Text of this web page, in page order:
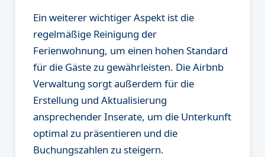
Ein weiterer wichtiger Aspekt ist die
regelmäßige Reinigung der
Ferienwohnung, um einen hohen Standard
für die Gäste zu gewährleisten. Die Airbnb
Verwaltung sorgt außerdem für die
Erstellung und Aktualisierung
ansprechender Inserate, um die Unterkunft
optimal zu präsentieren und die
Buchungszahlen zu steigern.